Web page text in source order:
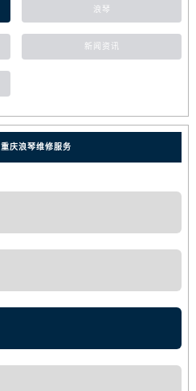
浪琴
新闻资讯
重庆浪琴维修服务